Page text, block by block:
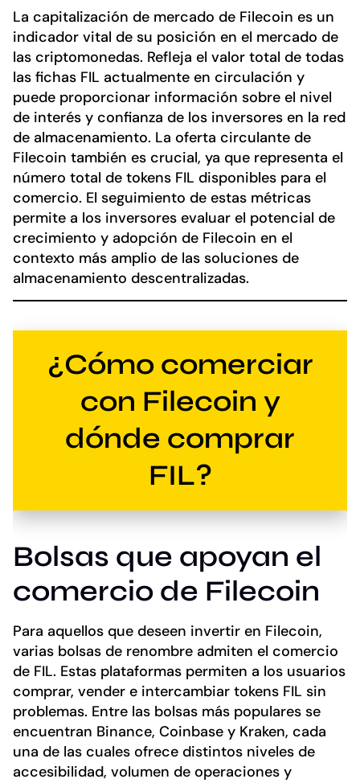
La capitalización de mercado de Filecoin es un
indicador vital de su posición en el mercado de
las criptomonedas. Refleja el valor total de todas
las fichas FIL actualmente en circulación y
puede proporcionar información sobre el nivel
de interés y confianza de los inversores en la red
de almacenamiento. La oferta circulante de
Filecoin también es crucial, ya que representa el
número total de tokens FIL disponibles para el
comercio. El seguimiento de estas métricas
permite a los inversores evaluar el potencial de
crecimiento y adopción de Filecoin en el
contexto más amplio de las soluciones de
almacenamiento descentralizadas.
¿Cómo comerciar
con Filecoin y
dónde comprar
FIL?
Bolsas que apoyan el
comercio de Filecoin
Para aquellos que deseen invertir en Filecoin,
varias bolsas de renombre admiten el comercio
de FIL. Estas plataformas permiten a los usuarios
comprar, vender e intercambiar tokens FIL sin
problemas. Entre las bolsas más populares se
encuentran Binance, Coinbase y Kraken, cada
una de las cuales ofrece distintos niveles de
accesibilidad, volumen de operaciones y